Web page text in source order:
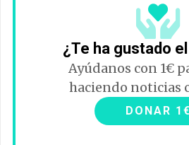
¿Te ha gustado
Ayúdanos con 1€
haciendo noticias
DONAR 1€